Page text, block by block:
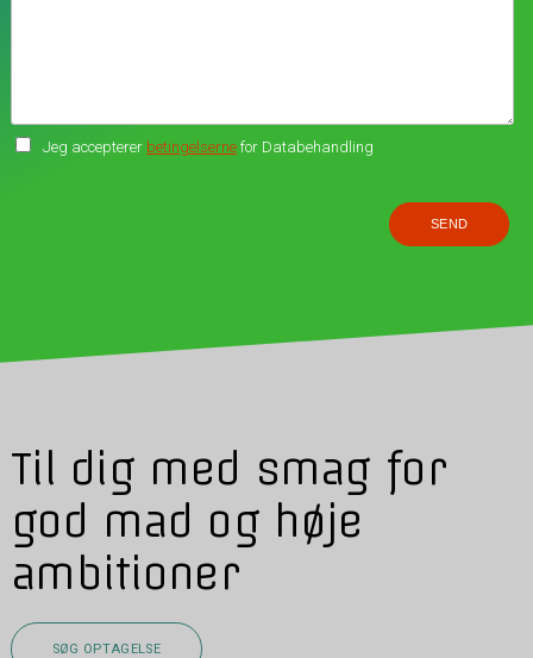
Jeg accepterer betingelsernefor Databehandling
Til dig med smag for
god mad og høje
ambitioner
SØG OPTAGELSE